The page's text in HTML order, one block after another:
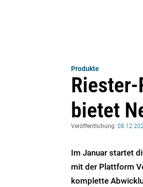
Produkte
bietet
Veröffentlichung:
Im Januar startet
mit der Plattform
komplette